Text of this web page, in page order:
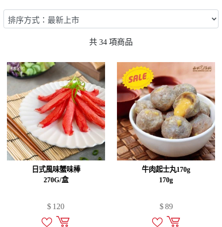
共 34 項商品
日式風味蟹味棒
270G/盒
$ 120
牛肉起士丸170g
170g
$89